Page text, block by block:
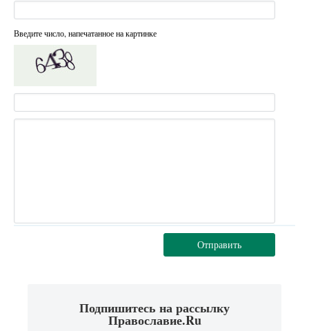
Введите число, напечатанное на картинке
Отправить
Подпишитесь на рассылку
Православие.Ru